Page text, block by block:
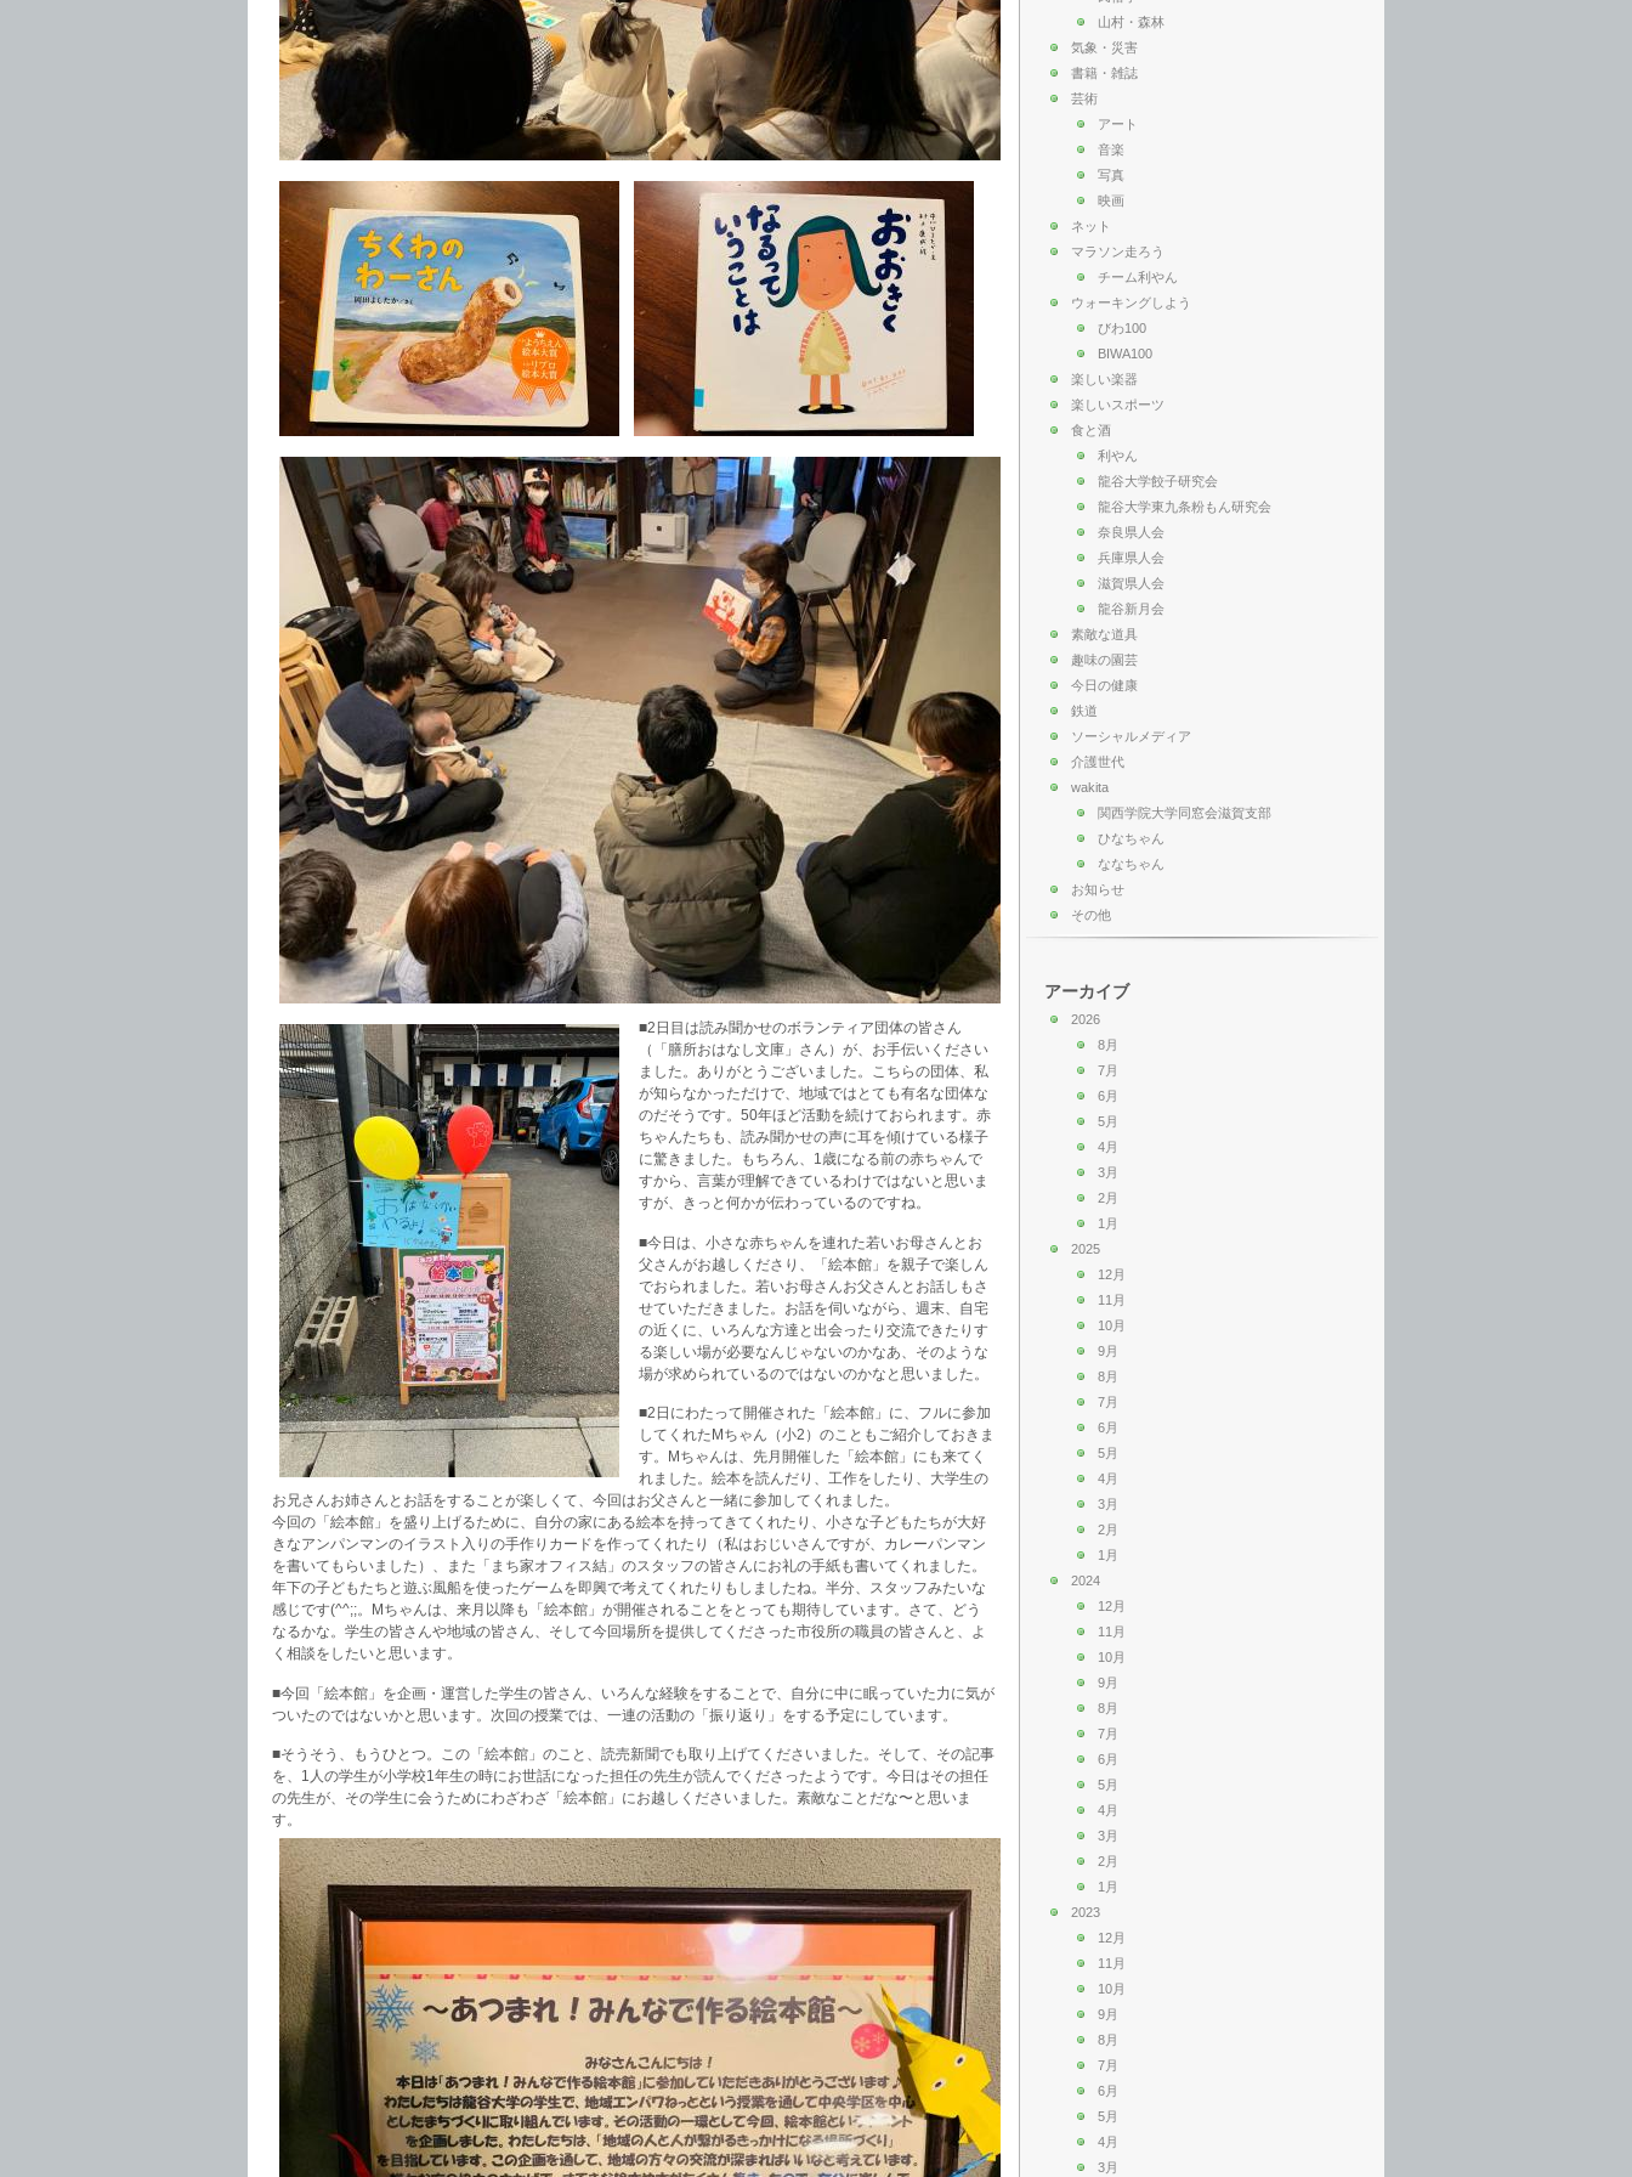
■2日目は読み聞かせのボランティア団体の皆さん
（「膳所おはなし文庫」さん）が、お手伝いください
ました。ありがとうございました。こちらの団体、私
が知らなかっただけで、地域ではとても有名な団体な
のだそうです。50年ほど活動を続けておられます。赤
ちゃんたちも、読み聞かせの声に耳を傾けている様子
に驚きました。もちろん、1歳になる前の赤ちゃんで
すから、言葉が理解できているわけではないと思いま
すが、きっと何かが伝わっているのですね。
■今日は、小さな赤ちゃんを連れた若いお母さんとお
父さんがお越しくださり、「絵本館」を親子で楽しん
でおられました。若いお母さんお父さんとお話しもさ
せていただきました。お話を伺いながら、週末、自宅
の近くに、いろんな方達と出会ったり交流できたりす
る楽しい場が必要なんじゃないのかなあ、そのような
場が求められているのではないのかなと思いました。
■2日にわたって開催された「絵本館」に、フルに参加
してくれたMちゃん（小2）のこともご紹介しておきま
す。Mちゃんは、先月開催した「絵本館」にも来てく
れました。絵本を読んだり、工作をしたり、大学生の
お兄さんお姉さんとお話をすることが楽しくて、今回はお父さんと一緒に参加してくれました。
今回の「絵本館」を盛り上げるために、自分の家にある絵本を持ってきてくれたり、小さな子どもたちが大好
きなアンパンマンのイラスト入りの手作りカードを作ってくれたり（私はおじいさんですが、カレーパンマン
を書いてもらいました）、また「まち家オフィス結」のスタッフの皆さんにお礼の手紙も書いてくれました。
年下の子どもたちと遊ぶ風船を使ったゲームを即興で考えてくれたりもしましたね。半分、スタッフみたいな
感じです(^^;;。Mちゃんは、来月以降も「絵本館」が開催されることをとっても期待しています。さて、どう
なるかな。学生の皆さんや地域の皆さん、そして今回場所を提供してくださった市役所の職員の皆さんと、よ
く相談をしたいと思います。
■今回「絵本館」を企画・運営した学生の皆さん、いろんな経験をすることで、自分に中に眠っていた力に気が
ついたのではないかと思います。次回の授業では、一連の活動の「振り返り」をする予定にしています。
■そうそう、もうひとつ。この「絵本館」のこと、読売新聞でも取り上げてくださいました。そして、その記事
を、1人の学生が小学校1年生の時にお世話になった担任の先生が読んでくださったようです。今日はその担任
の先生が、その学生に会うためにわざわざ「絵本館」にお越しくださいました。素敵なことだな〜と思いま
す。
山村・森林
気象・災害
書籍・雑誌
芸術
アート
音楽
写真
映画
ネット
マラソン走ろう
チーム利やん
ウォーキングしよう
びわ100
BIWA100
楽しい楽器
楽しいスポーツ
食と酒
利やん
龍谷大学餃子研究会
龍谷大学東九条粉もん研究会
奈良県人会
兵庫県人会
滋賀県人会
龍谷新月会
素敵な道具
趣味の園芸
今日の健康
鉄道
ソーシャルメディア
介護世代
wakita
関西学院大学同窓会滋賀支部
ひなちゃん
ななちゃん
お知らせ
その他
アーカイブ
2026
8月
7月
6月
5月
4月
3月
2月
1月
2025
12月
11月
10月
9月
8月
7月
6月
5月
4月
3月
2月
1月
2024
12月
11月
10月
9月
8月
7月
6月
5月
4月
3月
2月
1月
2023
12月
11月
10月
9月
8月
7月
6月
5月
4月
3月